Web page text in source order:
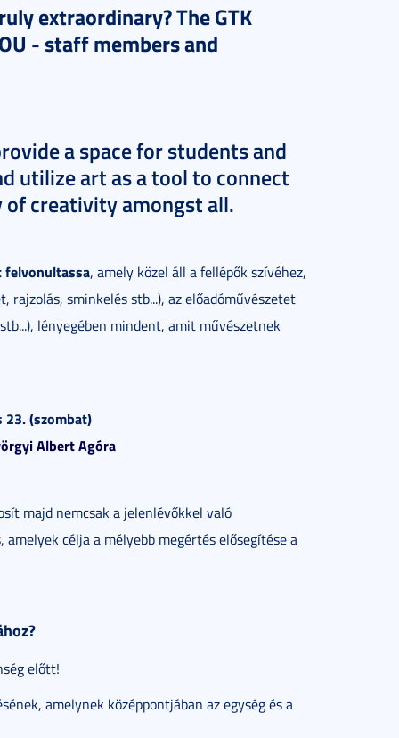
extraordinary? The GTK
- staff members and
a space for students and
utilize art as a tool to connect
of creativity amongst all.
felvonultassa, amely közel áll a fellépők szívéhez,
rajzolás, sminkelés stb...), az előadóművészetet
lényegében mindent, amit művészetnek
(szombat)
Albert Agóra
majd nemcsak a jelenlévőkkel való
célja a mélyebb megértés elősegítése a
előtt!
amelynek középpontjában az egység és a